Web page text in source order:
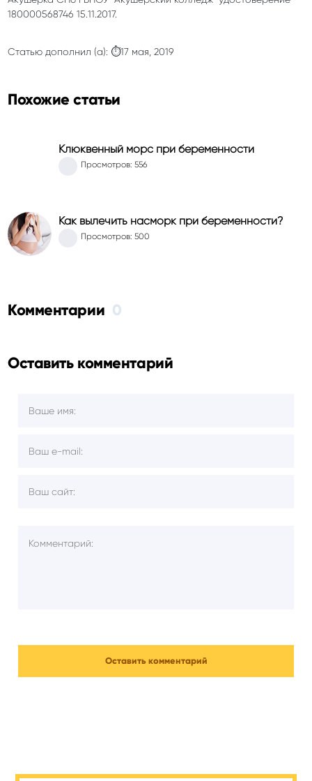
180000568746 15.11.2017.
Статью дополнил (а): ⏱17 мая, 2019
Похожие статьи
Клюквенный морс при беременности
Просмотров: 556
Как вылечить насморк при беременности?
Просмотров: 500
Комментарии 0
Оставить комментарий